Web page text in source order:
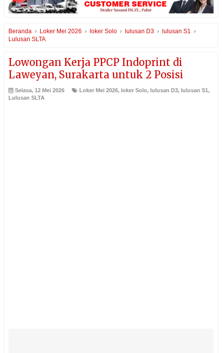
Beranda › Loker Mei 2026 › loker Solo › lulusan D3 › lulusan S1 ›
Lulusan SLTA
Lowongan Kerja PPCP Indoprint di
Laweyan, Surakarta untuk 2 Posisi
Selasa, 12 Mei 2026 Loker Mei 2026, loker Solo, lulusan D3, lulusan S1 ,
Lulusan SLTA